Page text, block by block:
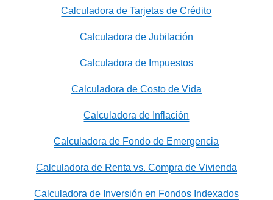
Calculadora de Tarjetas de Crédito
Calculadora de Jubilación
Calculadora de Impuestos
Calculadora de Costo de Vida
Calculadora de Inflación
Calculadora de Fondo de Emergencia
Calculadora de Renta vs. Compra de Vivienda
Calculadora de Inversión en Fondos Indexados